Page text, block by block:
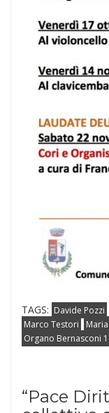
TAGS: Davide Pozzi
Marco Testori
Organo Bernasconi
“Pace